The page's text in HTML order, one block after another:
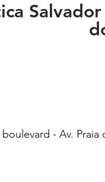
- Av.